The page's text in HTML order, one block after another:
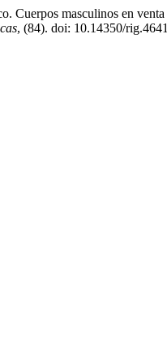
masculinos en
, (84). doi: 10.14350/